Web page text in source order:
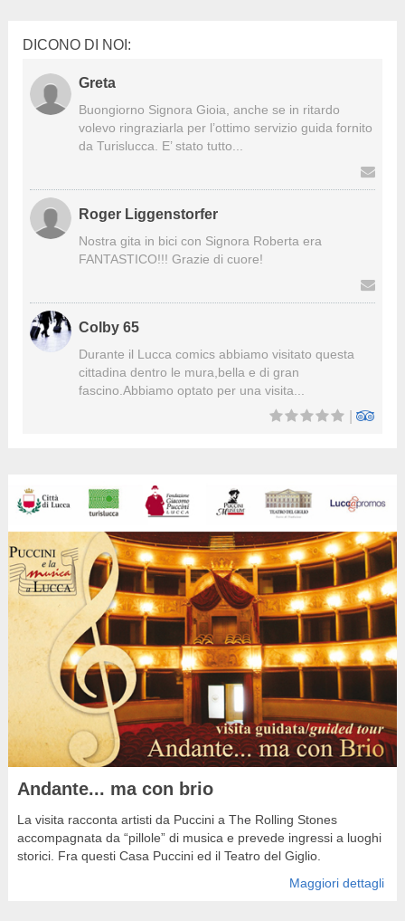
DICONO DI NOI:
Greta
Buongiorno Signora Gioia, anche se in ritardo
volevo ringraziarla per l’ottimo servizio guida fornito
da Turislucca. E’ stato tutto...
Roger Liggenstorfer
Nostra gita in bici con Signora Roberta era
FANTASTICO!!! Grazie di cuore!
Colby 65
Durante il Lucca comics abbiamo visitato questa
cittadina dentro le mura,bella e di gran
fascino.Abbiamo optato per una visita...
|
Andante... ma con brio
La visita racconta artisti da Puccini a The Rolling Stones
accompagnata da “pillole” di musica e prevede ingressi a luoghi
storici. Fra questi Casa Puccini ed il Teatro del Giglio.
Maggiori dettagli